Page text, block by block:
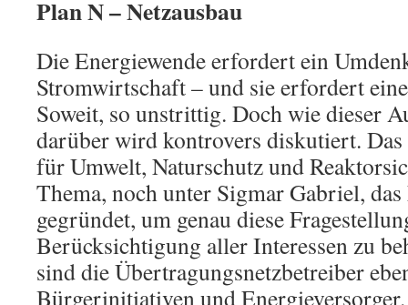
Plan N – Netzausbau
Die Energiewende erfordert ein
Stromwirtschaft – und sie erfordert
Soweit, so unstrittig. Doch wie dieser
darüber wird kontrovers diskutiert.
für Umwelt, Naturschutz und
Thema, noch unter Sigmar Gabriel,
gegründet, um genau diese
Berücksichtigung aller Interessen zu
sind die Übertragungsnetzbetreiber
Bürgerinitiativen und